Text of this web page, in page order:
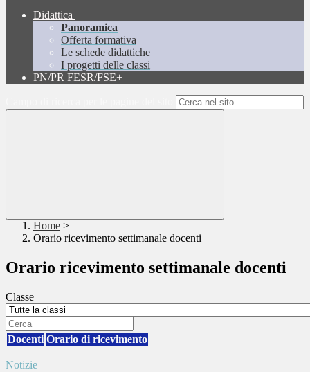
Didattica
Panoramica
Offerta formativa
Le schede didattiche
I progetti delle classi
PN/PR FESR/FSE+
Home >
Orario ricevimento settimanale docenti
Orario ricevimento settimanale docenti
Classe
Docenti Orario di ricevimento
Notizie